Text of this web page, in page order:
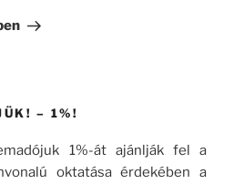
– 1%!
1%-át ajánlják fel a
oktatása érdekében a